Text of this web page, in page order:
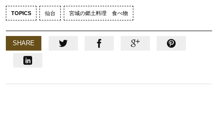
TOPICS 仙台 宮城の郷土料理 食べ物
SHARE